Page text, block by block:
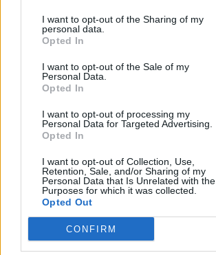
I want to opt-out of the Sharing of my
personal data.
Opted In
I want to opt-out of the Sale of my
Personal Data.
Opted In
I want to opt-out of processing my
Personal Data for Targeted Advertising.
Opted In
I want to opt-out of Collection, Use,
Retention, Sale, and/or Sharing of my
Personal Data that Is Unrelated with the
Purposes for which it was collected.
Opted Out
CONFIRM
őszi érettségi
érettségi pontszámítás
érettségi eredmények
belföld
érettségi 2020
érettségi 2019
őszi érettségi 2019